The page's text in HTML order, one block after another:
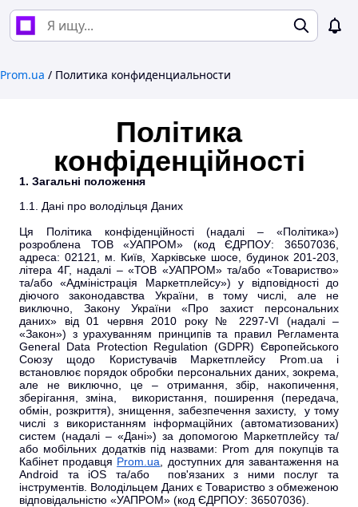
Prom.ua / Политика конфиденциальности
Політика
конфіденційності
1. Загальні положення
1.1. Дані про володільця Даних
Ця Політика конфіденційності (надалі – «Політика»)
розроблена ТОВ «УАПРОМ» (код ЄДРПОУ: 36507036,
адреса: 02121, м. Київ, Харківське шосе, будинок 201-203,
літера 4Г, надалі – «ТОВ «УАПРОМ» та/або «Товариство»
та/або «Адміністрація Маркетплейсу») у відповідності до
діючого законодавства України, в тому числі, але не
виключно, Закону України «Про захист персональних
даних» від 01 червня 2010 року № 2297-VI (надалі –
«Закон») з урахуванням принципів та правил Регламента
General Data Protection Regulation (GDPR) Європейського
Союзу щодо Користувачів Маркетплейсу Prom.ua і
встановлює порядок обробки персональних даних, зокрема,
але не виключно, це – отримання, збір, накопичення,
зберігання, зміна, використання, поширення (передача,
обмін, розкриття), знищення, забезпечення захисту, у тому
числі з використанням інформаційних (автоматизованих)
систем (надалі – «Дані») за допомогою Маркетплейсу та/
або мобільних додатків під назвами: Prom для покупців та
Кабінет продавця Prom.ua , доступних для завантаження на
Android та iOS та/або пов'язаних з ними послуг та
інструментів. Володільцем Даних є Товариство з обмеженою
відповідальністю «УАПРОМ» (код ЄДРПОУ: 36507036).